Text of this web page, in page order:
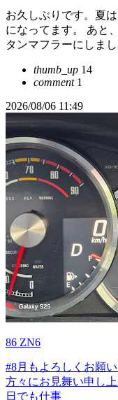
お久しぶりです。夏
になってます。 あと
タンマフラーにしま
thumb_up 14
comment1
2026/08/06 11:49
86 ZN6
#8月もよろしくお願
方々にお見舞い申し
日でも仕事